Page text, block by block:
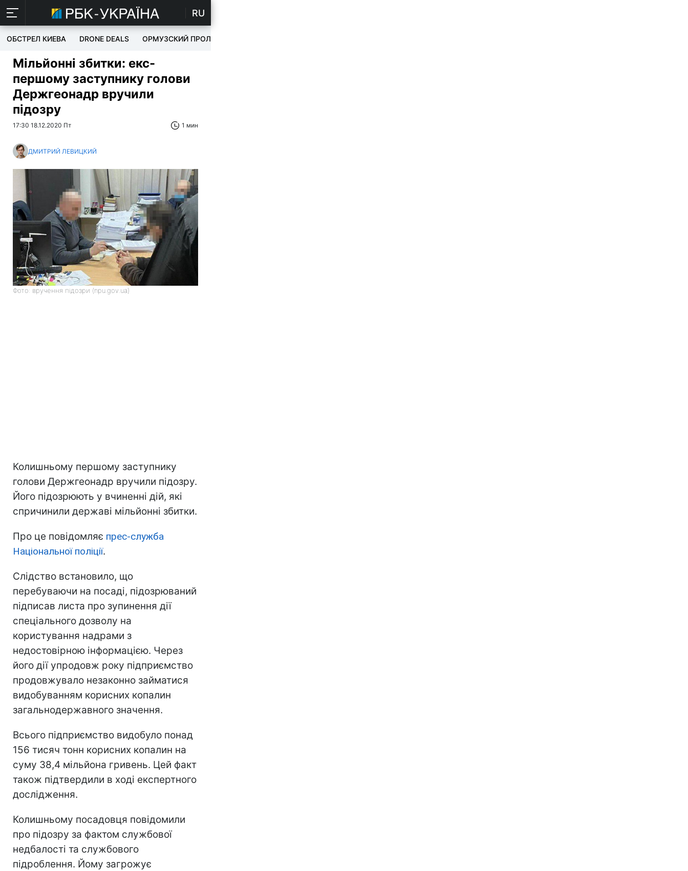
RU
ОБСТРЕЛ КИЕВА DRONE DEALS ОРМУЗСКИЙ ПРОЛИВ
Мільйонні збитки: екс-
першому заступнику голови
Держгеонадр вручили
підозру
17:30 18.12.2020 Пт 1 мин
ДМИТРИЙ ЛЕВИЦКИЙ
Фото: вручення підозри (npu.gov.ua)
Колишньому першому заступнику
голови Держгеонадр вручили підозру.
Його підозрюють у вчиненні дій, які
спричинили державі мільйонні збитки.
Про це повідомляє прес-служба
Національної поліції.
Слідство встановило, що
перебуваючи на посаді, підозрюваний
підписав листа про зупинення дії
спеціального дозволу на
користування надрами з
недостовірною інформацією. Через
його дії упродовж року підприємство
продовжувало незаконно займатися
видобуванням корисних копалин
загальнодержавного значення.
Всього підприємство видобуло понад
156 тисяч тонн корисних копалин на
суму 38,4 мільйона гривень. Цей факт
також підтвердили в ході експертного
дослідження.
Колишньому посадовця повідомили
про підозру за фактом службової
недбалості та службового
підроблення. Йому загрожує